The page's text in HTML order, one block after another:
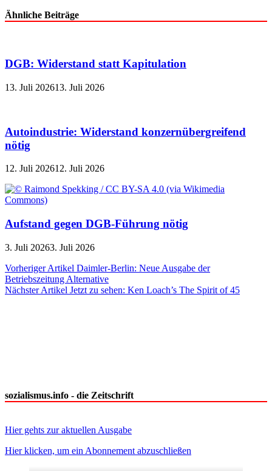
Ähnliche Beiträge
DGB: Widerstand statt Kapitulation
13. Juli 202613. Juli 2026
Autoindustrie: Widerstand konzernübergreifend
nötig
12. Juli 202612. Juli 2026
Aufstand gegen DGB-Führung nötig
3. Juli 20263. Juli 2026
Beitragsnavigation
Vorheriger Artikel Daimler-Berlin: Neue Ausgabe der
Betriebszeitung Alternative
Nächster Artikel Jetzt zu sehen: Ken Loach’s The Spirit of 45
sozialismus.info - die Zeitschrift
Hier gehts zur aktuellen Ausgabe
Hier klicken, um ein Abonnement abzuschließen